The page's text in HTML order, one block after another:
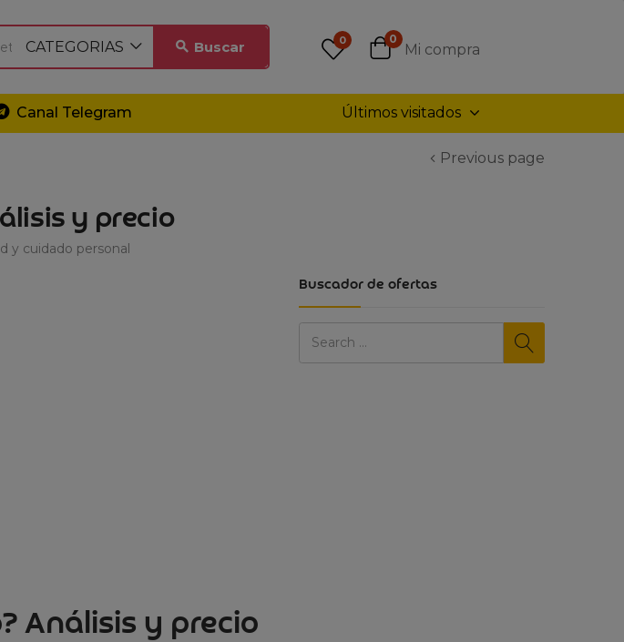
CATEGORIAS Buscar 0 0
Mi compra
Canal Telegram Últimos visitados
Previous page
Buscador de ofertas
y precio
y cuidado personal
Análisis y precio